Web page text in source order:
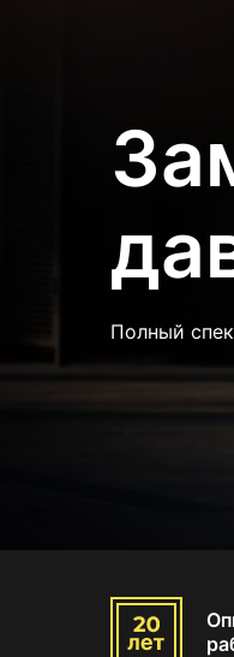
Полный